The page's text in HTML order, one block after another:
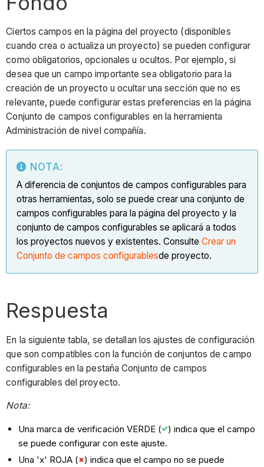
Ciertos campos en la página del proyecto (disponibles
cuando crea o actualiza un proyecto) se pueden configurar
como obligatorios, opcionales u ocultos. Por ejemplo, si
desea que un campo importante sea obligatorio para la
creación de un proyecto u ocultar una sección que no es
relevante, puede configurar estas preferencias en la página
Conjunto de campos configurables en la herramienta
Administración de nivel compañía.
NOTA:
A diferencia de conjuntos de campos configurables para
otras herramientas, solo se puede crear una conjunto de
campos configurables para la página del proyecto y la
conjunto de campos configurables se aplicará a todos
los proyectos nuevos y existentes. ConsulteCrear un
Conjunto de campos configurablesde proyecto.
Respuesta
En la siguiente tabla, se detallan los ajustes de configuración
que son compatibles con la función de conjuntos de campo
configurables en la pestaña Conjunto de campos
configurables del proyecto.
Nota:
Una marca de verificación VERDE (
) indica que el campo
se puede configurar con este ajuste.
Una 'x' ROJA (
) indica que el campo no se puede